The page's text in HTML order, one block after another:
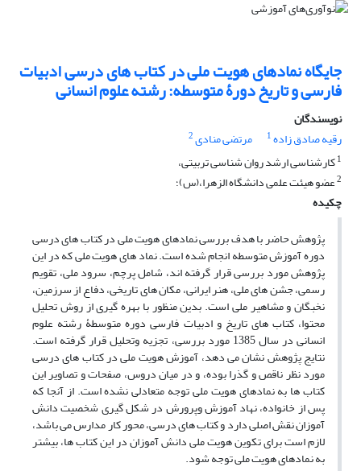
جایگاه نمادهای هویت ملی در کتاب های درسی ادبیات
فارسی و تاریخ دورۀ متوسطه: رشته علوم انسانی
نویسندگان
رقیه صادق زاده1 مرتضی منادی2
1کارشناسی ارشد روان شناسی تربیتی،
2عضو هیئت‌ علمی ‌دانشگاه ‌الزهرا،(س)؛
چکیده
پژوهش حاضر با هدف بررسی نمادهای هویت ملی در کتاب های درسی
دوره آموزش متوسطه انجام شده است. نماد های هویت ملی که در این
پژوهش مورد بررسی قرار گرفته اند، شامل پرچم، سرود ملی، تقویم
رسمی، جشن های ملی، هنر ایرانی، مکان های تاریخی، دفاع از سرزمین،
نخبگان و مشاهیر ملی است. بدین منظور با بهره گیری از روش تحلیل
محتوا، کتاب های تاریخ و ادبیات فارسی دوره متوسطۀ رشته علوم
انسانی در سال 1385 مورد بررسی، تجزیه وتحلیل قرار گرفته است.
نتایج پژوهش نشان می دهد، آموزش هویت ملی در کتاب های درسی
مورد نظر ناقص و گذرا بوده، و در میان دروس، صفحات و تصاویر این
کتاب ها به نمادهای هویت ملی توجه متعادلی نشده است. از آنجا که
پس از خانواده، نهاد آموزش وپرورش در شکل گیری شخصیت دانش
آموزان نقش اصلی دارد و کتاب های درسی، محور کار مدارس می باشد،
لازم است برای تکوین هویت ملی دانش آموزان در این کتاب ها، بیشتر
به نمادهای هویت ملی توجه شود.